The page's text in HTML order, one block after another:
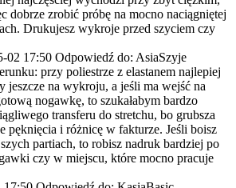
dobrze zrobić próbę na mocno naciągniętej
Drukujesz wykroje przed szyciem czy
02 17:50 Odpowiedź do: AsiaSzyje
przy poliestrze z elastanem najlepiej
jeszcze na wykroju, a jeśli ma wejść na
nogawkę, to szukałabym bardzo
transferu do stretchu, bo grubsza
pęknięcia i różnicę w fakturze. Jeśli boisz
partiach, to robisz nadruk bardziej po
czy w miejscu, które mocno pracuje